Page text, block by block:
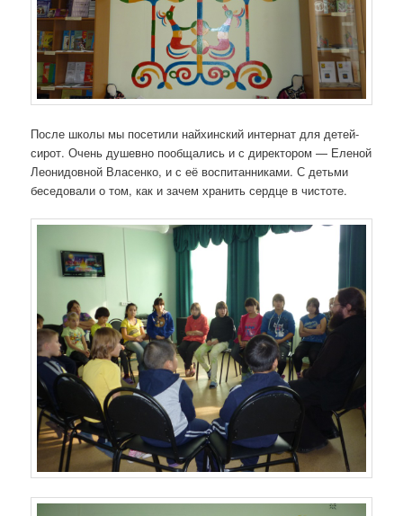
После школы мы посетили найхинский интернат для детей-
сирот. Очень душевно пообщались и с директором — Еленой
Леонидовной Власенко, и с её воспитанниками. С детьми
беседовали о том, как и зачем хранить сердце в чистоте.